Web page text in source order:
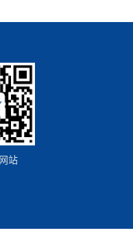
，一般会依据高
确定这些指标。
机进行作业清
地等。2.工业企
被广泛应用于金
结构由高精度曲
，从而保证复杂
业。3.食品加工
站